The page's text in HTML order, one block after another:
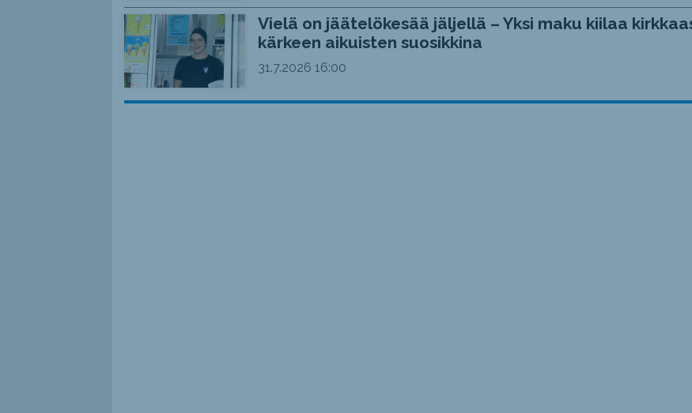
Vielä on jäätelökesää jäljellä – Yksi maku kiilaa
kärkeen aikuisten suosikkina
31.7.2026 16:00